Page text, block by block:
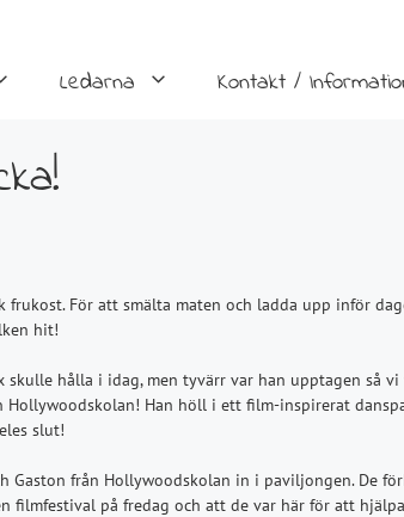
Ledarna Kontakt /
För att smälta maten och ladda upp inför
hit!
hålla i idag, men tyvärr var han upptagen så
Han höll i ett film-inspirerat
slut!
Gaston från Hollywoodskolan in i paviljongen. De
filmfestival på fredag och att de var här för att